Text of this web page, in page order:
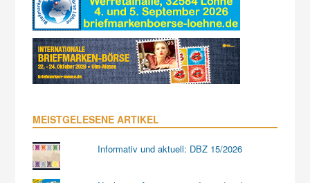
MEISTGELESENE ARTIKEL
Informativ und aktuell: DBZ 15/2026